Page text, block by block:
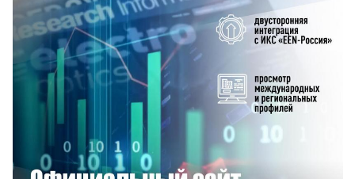
Смотреть проект